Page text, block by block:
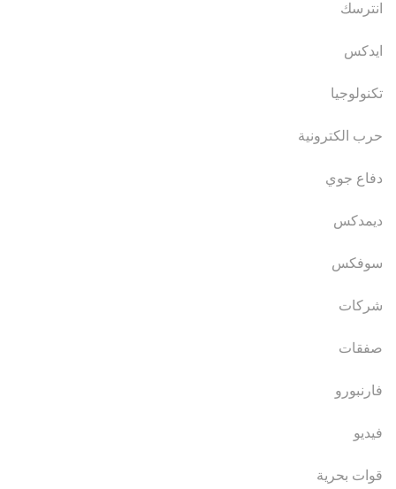
انترسك
ايدكس
تكنولوجيا
حرب الكترونية
دفاع جوي
ديمدكس
سوفكس
شركات
صفقات
فارنبورو
فيديو
قوات بحرية